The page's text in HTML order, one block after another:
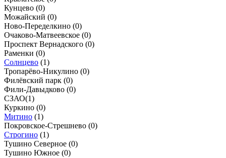
Кунцево (0)
Можайский (0)
Ново-Переделкино (0)
Очаково-Матвеевское (0)
Проспект Вернадского (0)
Раменки (0)
Солнцево (1)
Тропарёво-Никулино (0)
Филёвский парк (0)
Фили-Давыдково (0)
СЗАО(1)
Куркино (0)
Митино (1)
Покровское-Стрешнево (0)
Строгино (1)
Тушино Северное (0)
Тушино Южное (0)